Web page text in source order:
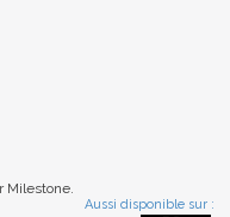
Milestone.
Aussi disponible sur :